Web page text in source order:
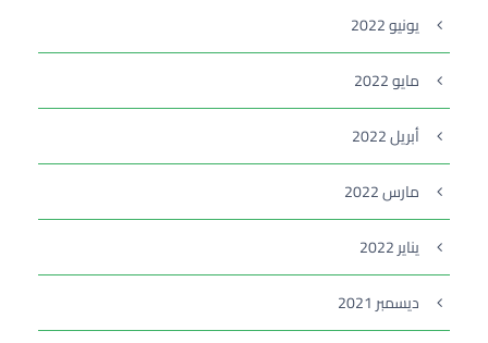
يونيو 2022
مايو 2022
أبريل 2022
مارس 2022
يناير 2022
ديسمبر 2021